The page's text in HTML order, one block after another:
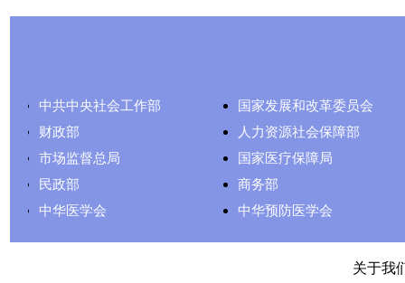
中共中央社会工作部
国家发展和改革委员会
财政部
人力资源社会保障部
市场监督总局
国家医疗保障局
民政部
商务部
中华医学会
中华预防医学会
关于我